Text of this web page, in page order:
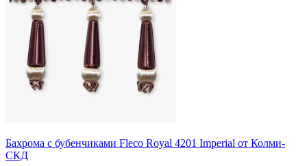
Бахрома с бубенчиками Fleco Royal 4201 Imperial от Колми-
СКД